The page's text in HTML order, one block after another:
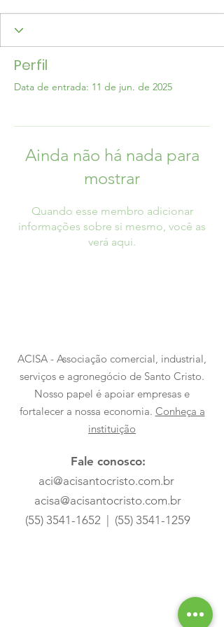
Perfil
Data de entrada: 11 de jun. de 2025
Ainda não há nada para
mostrar
Quando esse membro adicionar
informações sobre si mesmo, você as
verá aqui.
ACISA - Associação comercial, industrial,
serviços e agronegócio de Santo Cristo.
Nosso papel é apoiar empresas e
fortalecer a nossa economia. Conheça a
instituição
Fale conosco:
aci@acisantocristo.com.br
acisa@acisantocristo.com.br
(55) 3541-1652
(55) 3541-1259